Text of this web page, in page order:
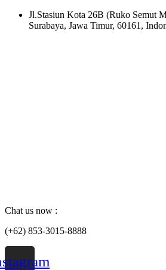
Skip
Jl.Stasiun Kota 26B (Ruko Semut
Surabaya, Jawa Timur, 60161,
Chat us now :
(+62) 853-3015-8888